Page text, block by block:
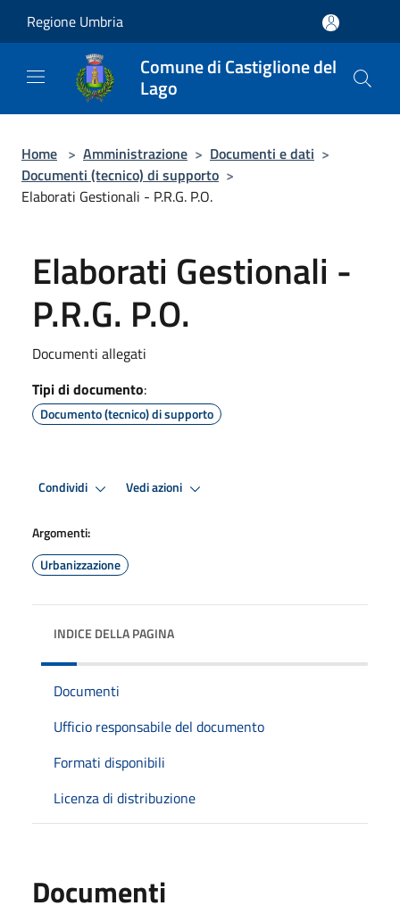
Regione Umbria
Comune di Castiglione del
Lago
Home > Amministrazione > Documenti e dati >
Documenti (tecnico) di supporto >
Elaborati Gestionali - P.R.G. P.O.
Elaborati Gestionali -
P.R.G. P.O.
Documenti allegati
Tipi di documento:
Documento (tecnico) di supporto
Condividi Vedi azioni
Argomenti:
Urbanizzazione
INDICE DELLA PAGINA
Documenti
Ufficio responsabile del documento
Formati disponibili
Licenza di distribuzione
Documenti